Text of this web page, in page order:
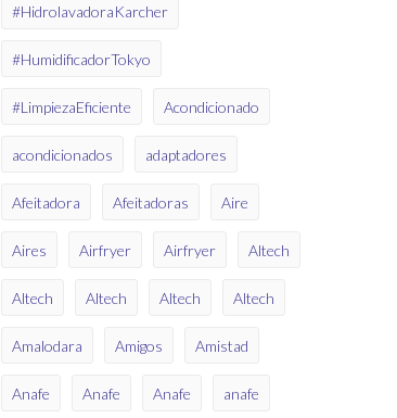
#HidrolavadoraKarcher
#HumidificadorTokyo
#LimpiezaEficiente Acondicionado
acondicionados adaptadores
Afeitadora Afeitadoras Aire
Aires Airfryer Airfryer Altech
Altech Altech Altech Altech
Amalodara Amigos Amistad
Anafe Anafe Anafe anafe